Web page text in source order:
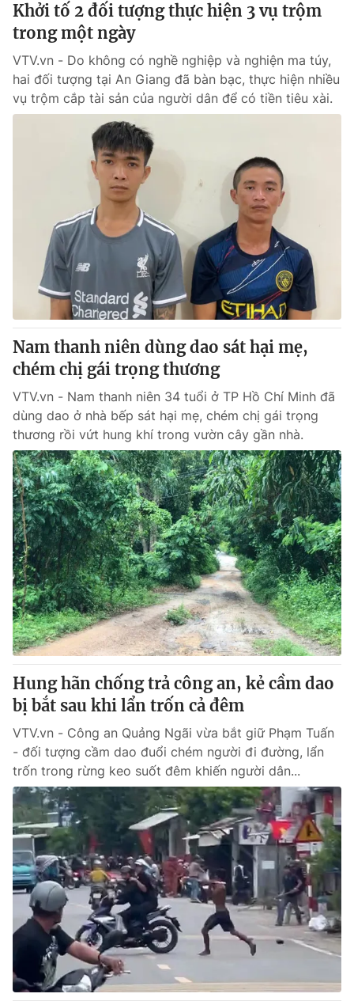
Phó Tổng Biên tập: Nguyễn Thị Mỹ Hạnh, Phạm Quốc Thắng,
Nguyễn Trọng Ninh
024.38 355 931 - 024.38 355 932
Ðiện thoại Thời báo VTV:024.66 897 897
Email:toasoan@vtv.vn
Liên hệ quảng cáo:024-7300.7108
® Cấm sao chép dưới mọi hình thức nếu không có sự chấp
thuận bằng văn bản. Ghi rõ nguồn VTV.vn khi phát hành lại
thông tin từ website này.
Khởi tố 2 đối tượng thực hiện 3 vụ trộm
trong một ngày
VTV.vn - Do không có nghề nghiệp và nghiện ma túy,
hai đối tượng tại An Giang đã bàn bạc, thực hiện nhiều
vụ trộm cắp tài sản của người dân để có tiền tiêu xài.
Nam thanh niên dùng dao sát hại mẹ,
chém chị gái trọng thương
VTV.vn - Nam thanh niên 34 tuổi ở TP Hồ Chí Minh đã
dùng dao ở nhà bếp sát hại mẹ, chém chị gái trọng
thương rồi vứt hung khí trong vườn cây gần nhà.
Hung hãn chống trả công an, kẻ cầm dao
bị bắt sau khi lẩn trốn cả đêm
VTV.vn - Công an Quảng Ngãi vừa bắt giữ Phạm Tuấn
- đối tượng cầm dao đuổi chém người đi đường, lẩn
trốn trong rừng keo suốt đêm khiến người dân...